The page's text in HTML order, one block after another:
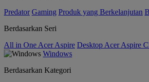
Predator Gaming Produk yang Berkelanjutan
Berdasarkan Seri
All in One Acer Aspire Desktop Acer Aspire
Windows
Berdasarkan Kategori